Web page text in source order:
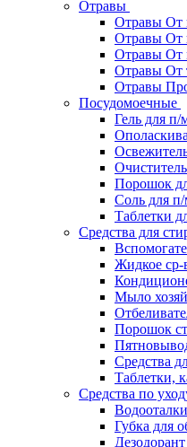
Отравы
Отравы От
Отравы От
Отравы От
Отравы От
Отравы
Посудомоечные
Гель для п/
Порошок
Соль для
Таблетки
Средства для
Жидкое ср-
Мыло
Порошок
Средства
Таблетки,
Средства по
Губка для